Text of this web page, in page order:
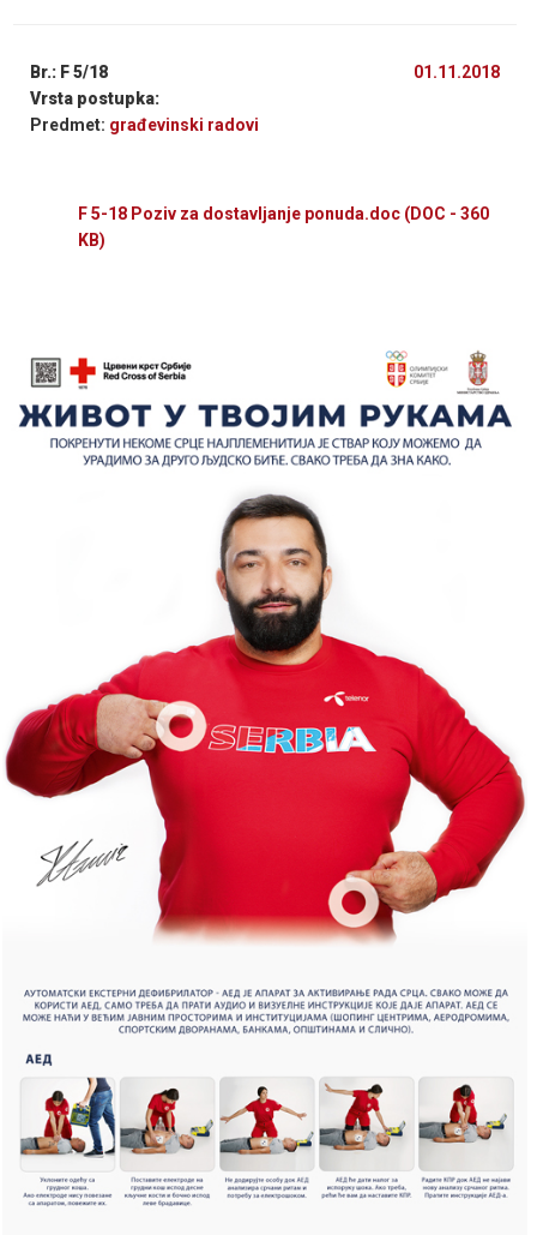
Br.: F 5/18
01.11.2018
Vrsta postupka:
Predmet: građevinski radovi
F 5-18 Poziv za dostavljanje ponuda.doc (DOC - 360
KB)